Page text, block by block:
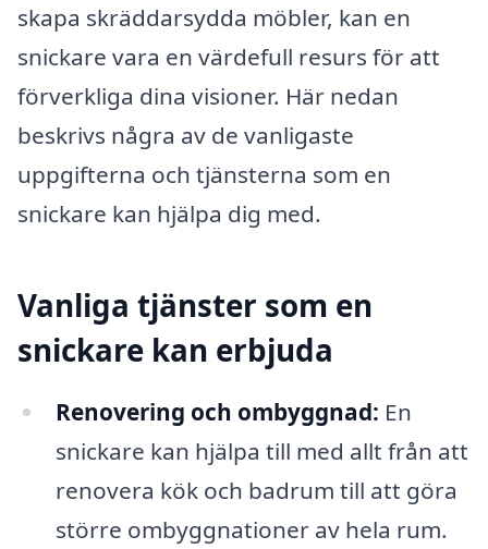
skapa skräddarsydda möbler, kan en
snickare vara en värdefull resurs för att
förverkliga dina visioner. Här nedan
beskrivs några av de vanligaste
uppgifterna och tjänsterna som en
snickare kan hjälpa dig med.
Vanliga tjänster som en
snickare kan erbjuda
Renovering och ombyggnad: En
snickare kan hjälpa till med allt från att
renovera kök och badrum till att göra
större ombyggnationer av hela rum.